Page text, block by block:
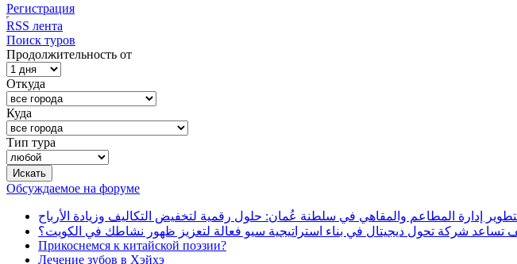
Регистрация
RSS лента
Поиск туров
Продолжительность от
Откуда
Куда
Тип тура
Обсуждаемое на форуме
إدارة المطاعم والمقاهي في سلطنة عُمان: حلول رقمية لتخفيض التكاليف وزيادة الأرباح
تساعد شركة تحول ديجيتال في بناء استراتيجية سيو فعالة لتعزيز ظهور نشاطك في الكويت؟
Прикоснемся к китайской поэзии?
Лечение зубов в Хэйхэ